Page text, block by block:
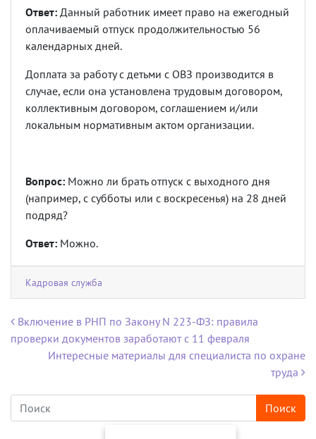
Ответ: Данный работник имеет право на ежегодный
оплачиваемый отпуск продолжительностью 56
календарных дней.
Доплата за работу с детьми с ОВЗ производится в
случае, если она установлена трудовым договором,
коллективным договором, соглашением и/или
локальным нормативным актом организации.
Вопрос: Можно ли брать отпуск с выходного дня
(например, с субботы или с воскресенья) на 28 дней
подряд?
Ответ: Можно.
Кадровая служба
Навигация по записям
Включение в РНП по Закону N 223-ФЗ: правила
проверки документов заработают с 11 февраля
Интересные материалы для специалиста по охране
труда